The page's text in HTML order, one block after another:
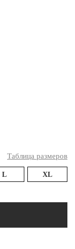
Таблица размеров
L XL